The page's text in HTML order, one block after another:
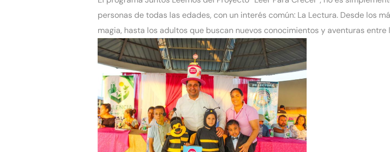
personas de todas las edades, con un interés común: La Lectura. Desde los
magia, hasta los adultos que buscan nuevos conocimientos y aventuras entre